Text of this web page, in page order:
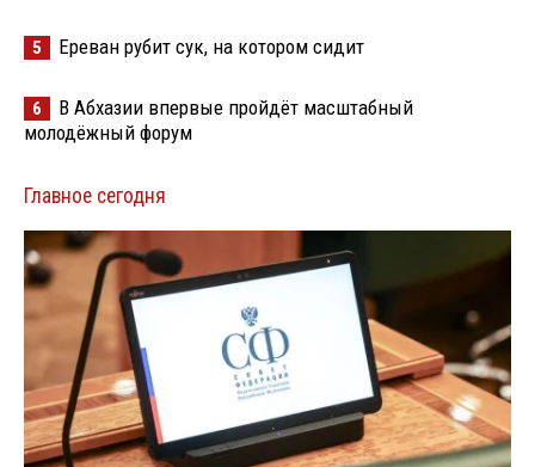
5 Ереван рубит сук, на котором сидит
6
В Абхазии впервые пройдёт масштабный
молодёжный форум
Главное сегодня